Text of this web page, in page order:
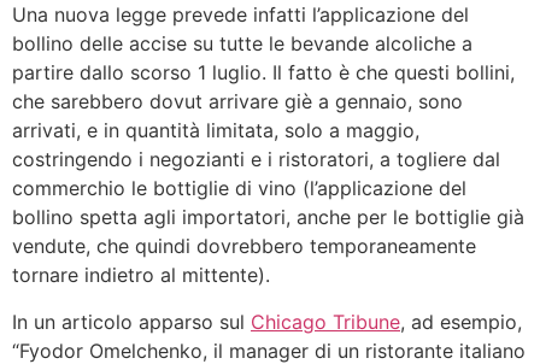
Una nuova legge prevede infatti l’applicazione del
bollino delle accise su tutte le bevande alcoliche a
partire dallo scorso 1 luglio. Il fatto è che questi bollini,
che sarebbero dovut arrivare giè a gennaio, sono
arrivati, e in quantità limitata, solo a maggio,
costringendo i negozianti e i ristoratori, a togliere dal
commerchio le bottiglie di vino (l’applicazione del
bollino spetta agli importatori, anche per le bottiglie già
vendute, che quindi dovrebbero temporaneamente
tornare indietro al mittente).
In un articolo apparso sul Chicago Tribune, ad esempio,
“Fyodor Omelchenko, il manager di un ristorante italiano